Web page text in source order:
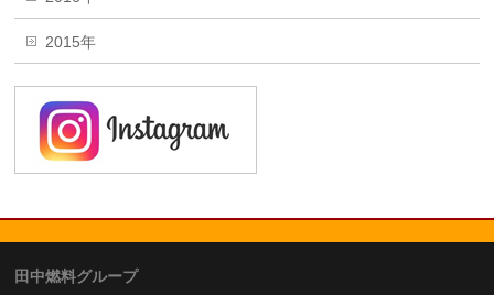
2015年
田中燃料グループ